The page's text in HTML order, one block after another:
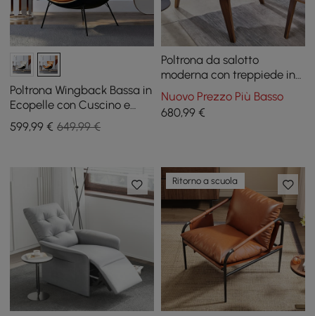
Poltrona Wingback Bassa in
Ecopelle con Cuscino e
Gambe in Metallo
599,99 € 649,99 €
Poltrona da salotto
moderna con treppiede in
pelle nera (set di 2) con lato
singolo in noce
Nuovo Prezzo Più Basso
680,99€
Ritorno a scuola